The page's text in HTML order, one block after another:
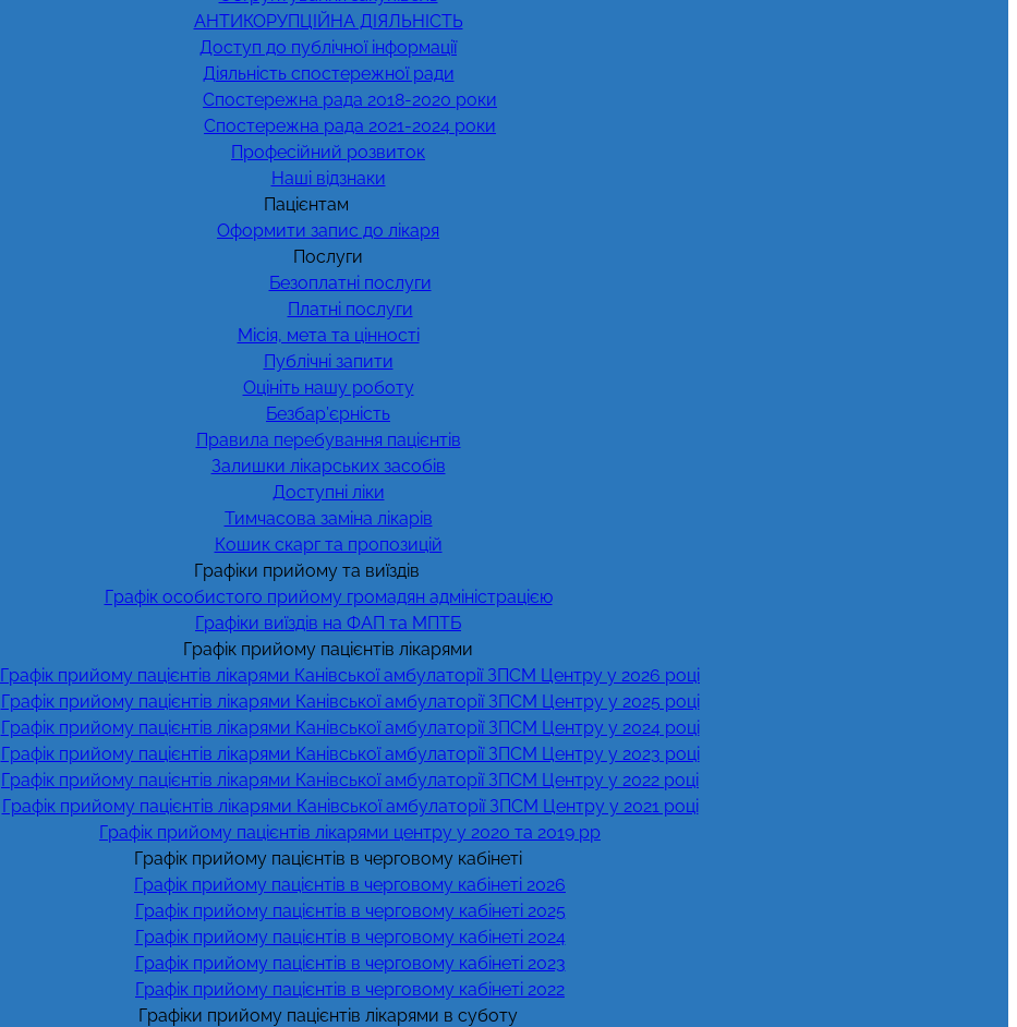
АНТИКОРУПЦІЙНА ДІЯЛЬНІСТЬ
Доступ до публічної інформації
Діяльність спостережної ради
Спостережна рада 2018-2020 роки
Спостережна рада 2021-2024 роки
Професійний розвиток
Наші відзнаки
Пацієнтам
Оформити запис до лікаря
Послуги
Безоплатні послуги
Платні послуги
Місія, мета та цінності
Публічні запити
Оцініть нашу роботу
Безбар’єрність
Правила перебування пацієнтів
Залишки лікарських засобів
Доступні ліки
Тимчасова заміна лікарів
Кошик скарг та пропозицій
Графіки прийому та виїздів
Графік особистого прийому громадян адміністрацією
Графіки виїздів на ФАП та МПТБ
Графік прийому пацієнтів лікарями
Графік прийому пацієнтів лікарями Канівської амбулаторії ЗПСМ Центру у 2026 році
Графік прийому пацієнтів лікарями Канівської амбулаторії ЗПСМ Центру у 2025 році
Графік прийому пацієнтів лікарями Канівської амбулаторії ЗПСМ Центру у 2024 році
Графік прийому пацієнтів лікарями Канівської амбулаторії ЗПСМ Центру у 2023 році
Графік прийому пацієнтів лікарями Канівської амбулаторії ЗПСМ Центру у 2022 році
Графік прийому пацієнтів лікарями Канівської амбулаторії ЗПСМ Центру у 2021 році
Графік прийому пацієнтів лікарями центру у 2020 та 2019 рр
Графік прийому пацієнтів в черговому кабінеті
Графік прийому пацієнтів в черговому кабінеті 2026
Графік прийому пацієнтів в черговому кабінеті 2025
Графік прийому пацієнтів в черговому кабінеті 2024
Графік прийому пацієнтів в черговому кабінеті 2023
Графік прийому пацієнтів в черговому кабінеті 2022
Графіки прийому пацієнтів лікарями в суботу